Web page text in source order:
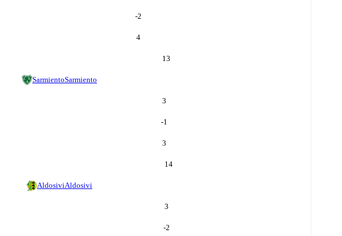
-2
4
13
SarmientoSarmiento
3
-1
3
14
AldosiviAldosivi
3
-2